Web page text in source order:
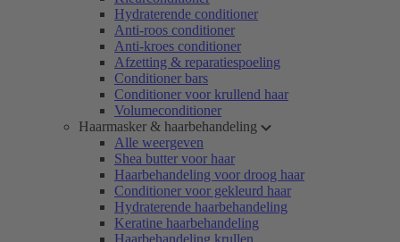
Hydraterende conditioner
Anti-roos conditioner
Anti-kroes conditioner
Afzetting & reparatiespoeling
Conditioner bars
Conditioner voor krullend haar
Volumeconditioner
Haarmasker & haarbehandeling
Alle weergeven
Shea butter voor haar
Haarbehandeling voor droog haar
Conditioner voor gekleurd haar
Hydraterende haarbehandeling
Keratine haarbehandeling
Haarbehandeling krullen